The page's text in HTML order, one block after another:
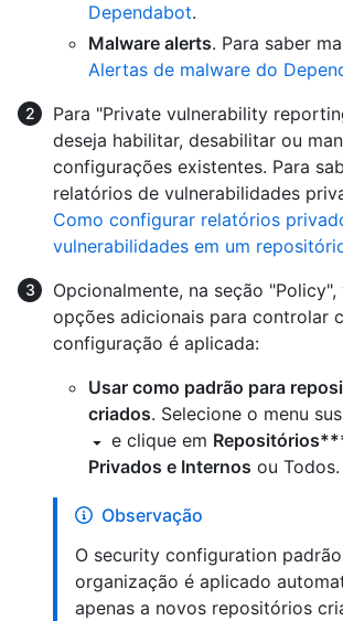
Dependabot.
Malware alerts. Para saber
Alertas de malware do
Para "Private vulnerability
deseja habilitar, desabilitar ou
configurações existentes. Para
relatórios de vulnerabilidades
Como configurar relatórios
vulnerabilidades em um
Opcionalmente, na seção
opções adicionais para controlar
configuração é aplicada:
Usar como padrão para
criados. Selecione o menu
e clique em
Privados e Internos ou Todos.
Observação
O security configuration
organização é aplicado
apenas a novos repositórios